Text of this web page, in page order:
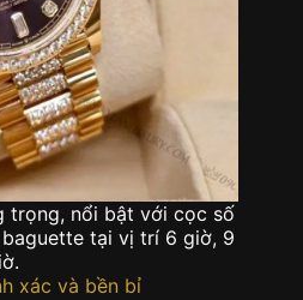
trọng, nổi bật với cọc số
tại vị trí 6 giờ, 9
xác và bền bỉ